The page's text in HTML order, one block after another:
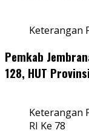
Keterangan
Pemkab
128, HUT
Keterangan
RI Ke 78